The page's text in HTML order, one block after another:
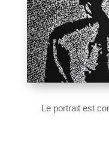
Le portrait est